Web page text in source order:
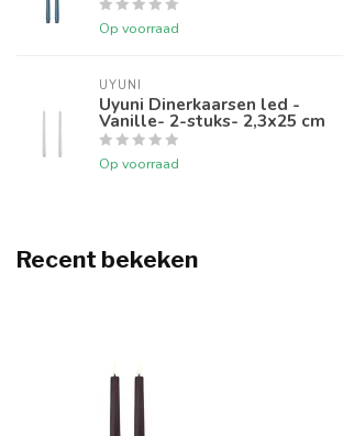
Op voorraad
UYUNI
Uyuni Dinerkaarsen led -
Vanille- 2-stuks- 2,3x25 cm
Op voorraad
Recent bekeken